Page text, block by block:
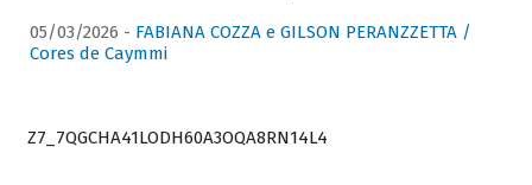
05/03/2026 - FABIANA COZZA e GILSON PERANZZETTA /
Cores de Caymmi
Z7_7QGCHA41LODH60A3OQA8RN14L4